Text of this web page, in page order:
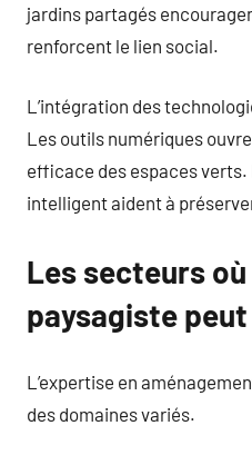
jardins partagés
renforcent le lien social.
L’intégration des
Les outils numériques
efficace des espaces verts.
intelligent aident à
Les secteurs
paysagiste
L’expertise en
des domaines variés.